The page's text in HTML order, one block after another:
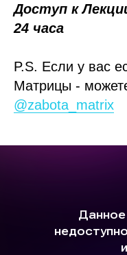
Доступ к
24 часа
P.S. Если у вас
Матрицы -
@zabota_matrix